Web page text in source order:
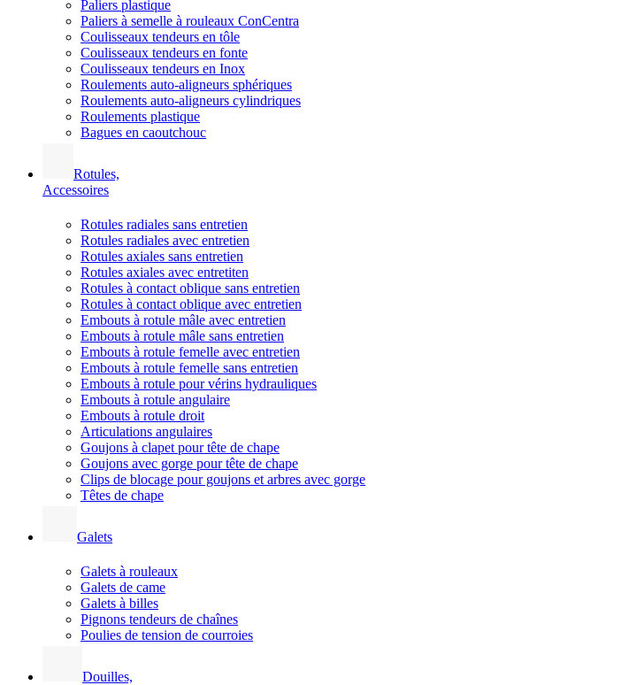
Paliers plastique
Paliers à semelle à rouleaux ConCentra
Coulisseaux tendeurs en tôle
Coulisseaux tendeurs en fonte
Coulisseaux tendeurs en Inox
Roulements auto-aligneurs sphériques
Roulements auto-aligneurs cylindriques
Roulements plastique
Bagues en caoutchouc
Rotules,
Accessoires
Rotules radiales sans entretien
Rotules radiales avec entretien
Rotules axiales sans entretien
Rotules axiales avec entretiten
Rotules à contact oblique sans entretien
Rotules à contact oblique avec entretien
Embouts à rotule mâle avec entretien
Embouts à rotule mâle sans entretien
Embouts à rotule femelle avec entretien
Embouts à rotule femelle sans entretien
Embouts à rotule pour vérins hydrauliques
Embouts à rotule angulaire
Embouts à rotule droit
Articulations angulaires
Goujons à clapet pour tête de chape
Goujons avec gorge pour tête de chape
Clips de blocage pour goujons et arbres avec gorge
Têtes de chape
Galets
Galets à rouleaux
Galets de came
Galets à billes
Pignons tendeurs de chaînes
Poulies de tension de courroies
Douilles,